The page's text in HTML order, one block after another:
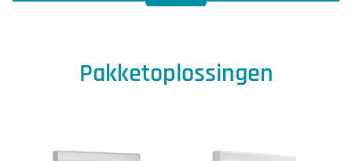
Pakketoplossingen